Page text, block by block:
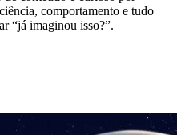
comportamento e tudo
“já imaginou isso?”.